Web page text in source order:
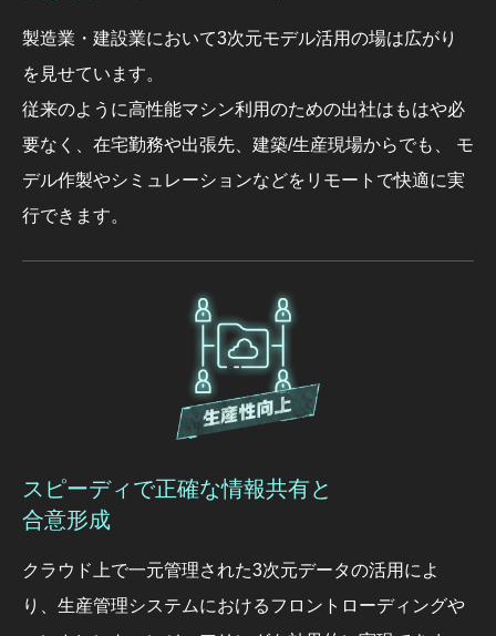
製造業・建設業において3次元モデル活用の場は広がり
を見せています。
従来のように高性能マシン利用のための出社はもはや必
要なく、在宅勤務や出張先、建築/生産現場からでも、
モ
デル作製やシミュレーションなどをリモートで快適に実
行できます。
スピーディで正確な情報共有と
合意形成
クラウド上で一元管理された3次元データの活用によ
り、生産管理システムにおけるフロントローディングや